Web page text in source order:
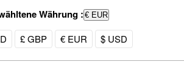
Währung :€ EUR
£ GBP € EUR $ USD